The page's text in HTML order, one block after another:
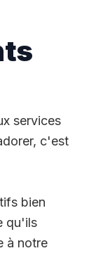
services
c'est
bien
qu'ils
à notre